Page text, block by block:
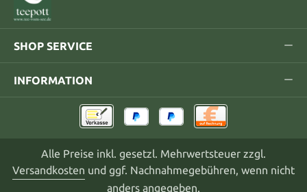
SHOP SERVICE
INFORMATION
Alle Preise inkl. gesetzl. Mehrwertsteuer zzgl.
Versandkosten und ggf. Nachnahmegebühren, wenn nicht
anders angegeben.